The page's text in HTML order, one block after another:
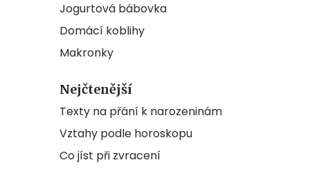
Jogurtová bábovka
Domácí koblihy
Makronky
Nejčtenější
Texty na přání k narozeninám
Vztahy podle horoskopu
Co jíst při zvracení